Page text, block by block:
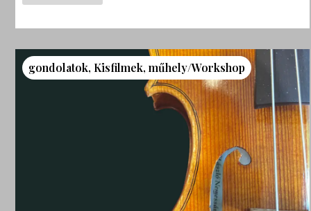
gondolatok, Kisfilmek,műhely/Workshop